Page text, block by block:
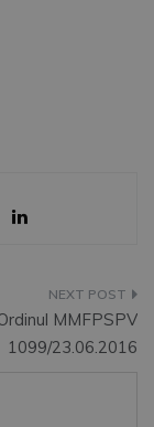
MMFPSPV
1099/23.06.2016